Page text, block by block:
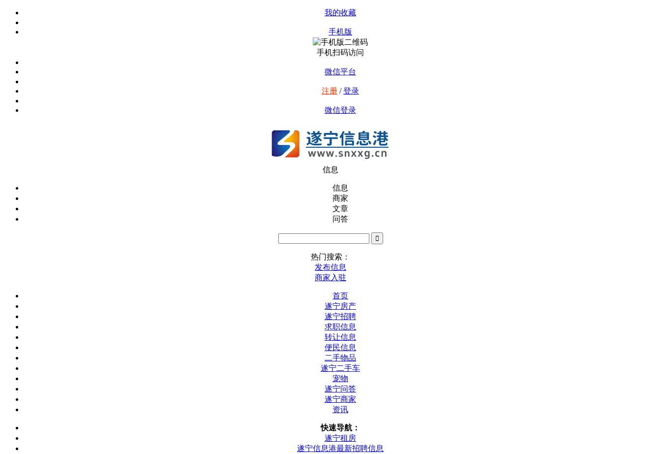
我的收藏
手机版
手机扫码访问
微信平台
注册 /登录
微信登录
信息
信息
商家
文章
问答
热门搜索：
发布信息
商家入驻
首页
遂宁房产
遂宁招聘
求职信息
转让信息
便民信息
二手物品
遂宁二手车
宠物
遂宁问答
遂宁商家
资讯
快速导航：
遂宁租房
遂宁信息港最新招聘信息